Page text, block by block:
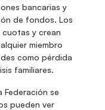
bancarias y
de fondos. Los
y crean
miembro
como pérdida
familiares.
se
pueden ver